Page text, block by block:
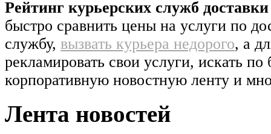
Рейтинг курьерских служб
быстро сравнить цены на услуги по
службу, вызвать курьера недорого, а
рекламировать свои услуги, искать по
корпоративную новостную ленту и
Лента новостей